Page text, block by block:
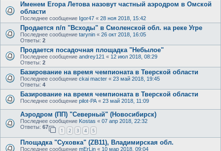
Именем Егора Летова назовут частный аэродром в Омской
области
Последнее сообщение Igor47 « 28 ноя 2018, 15:42
Продается п/п "Всходы" в Смоленской обл. на реке Угре
Последнее сообщение tarynin « 26 окт 2018, 16:05
Ответы: 2
Продается посадочная площадка "Небылое"
Последнее сообщение andrey121 « 12 июл 2018, 08:29
Ответы: 2
Базирование на время чемпионата в Тверской области
Последнее сообщение ckai macter « 23 май 2018, 19:45
Ответы: 4
Базирование на время чемпионата в Тверской области
Последнее сообщение pilot-PA « 23 май 2018, 11:09
Аэродром (ПП) "Северный" (Новосибирск)
Последнее сообщение Kostas « 07 апр 2018, 22:32
Ответы: 67
1 2 3 4 5
Площадка "Суховка" (ZB11), Владимирская обл.
Последнее сообщение mErLin « 10 мар 2018, 09:04